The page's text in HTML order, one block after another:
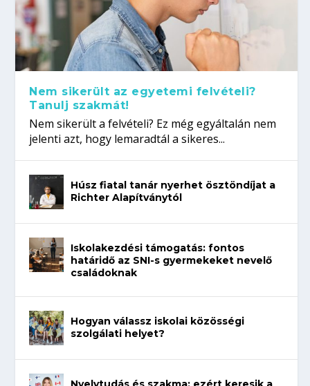
Nem sikerült az egyetemi felvételi?
Tanulj szakmát!
Nem sikerült a felvételi? Ez még egyáltalán nem
jelenti azt, hogy lemaradtál a sikeres...
Húsz fiatal tanár nyerhet ösztöndíjat a
Richter Alapítványtól
Iskolakezdési támogatás: fontos
határidő az SNI-s gyermekeket nevelő
családoknak
Hogyan válassz iskolai közösségi
szolgálati helyet?